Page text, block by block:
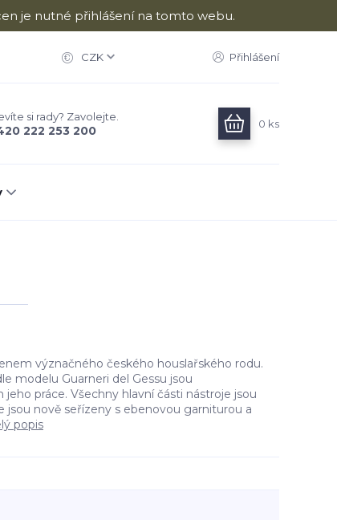
je nutné přihlášení na tomto webu.
CZK Přihlášení
si rady? Zavolejte.
222 253 200
0 ks
význačného českého houslařského rodu.
modelu Guarneri del Gessu jsou
práce. Všechny hlavní části nástroje jsou
jsou nově seřízeny s ebenovou garniturou a
popis